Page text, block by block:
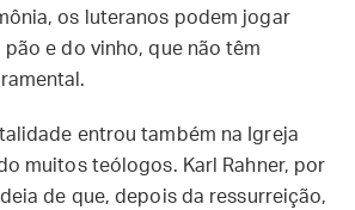
os luteranos podem jogar
e do vinho, que não têm
entrou também na Igreja
muitos teólogos. Karl Rahner, por
de que, depois da ressurreição,